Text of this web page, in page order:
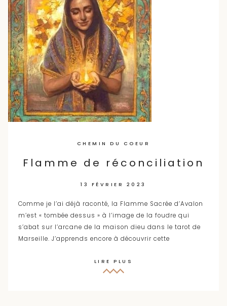
CHEMIN DU COEUR
Flamme de réconciliation
13 FÉVRIER 2023
Comme je l’ai déjà raconté, la Flamme Sacrée d’Avalon
m’est « tombée dessus » à l’image de la foudre qui
s’abat sur l’arcane de la maison dieu dans le tarot de
Marseille. J’apprends encore à découvrir cette
LIRE PLUS